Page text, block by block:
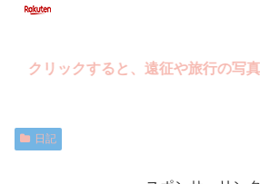
リックすると、遠征や旅行の写真が
日記